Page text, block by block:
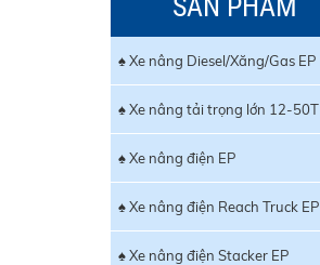
♠ Xe nâng Diesel/Xăng/Gas EP
♠ Xe nâng tải trọng lớn 12-50T
♠ Xe nâng điện EP
♠ Xe nâng điện Reach Truck EP
♠ Xe nâng điện Stacker EP